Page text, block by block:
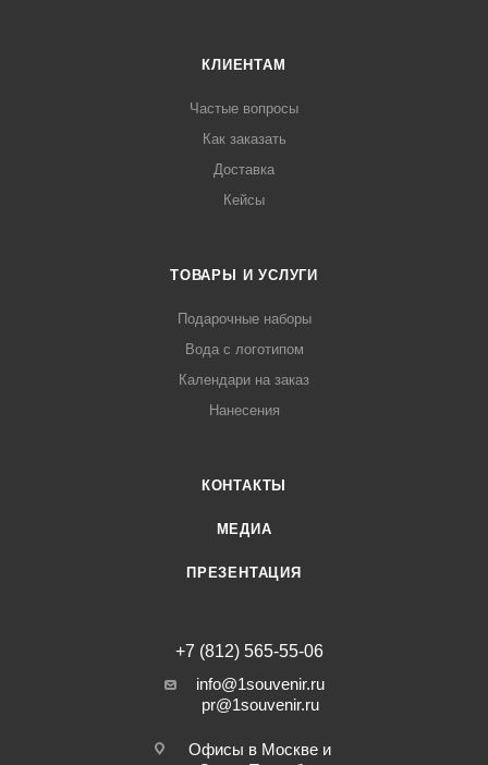
КЛИЕНТАМ
Частые вопросы
Как заказать
Доставка
Кейсы
ТОВАРЫ И УСЛУГИ
Подарочные наборы
Вода с логотипом
Календари на заказ
Нанесения
КОНТАКТЫ
МЕДИА
ПРЕЗЕНТАЦИЯ
+7 (812) 565-55-06
info@1souvenir.ru
pr@1souvenir.ru
Офисы в Москве и